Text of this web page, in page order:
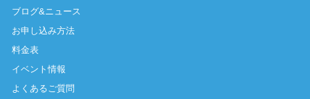
ブログ&ニュース
お申し込み方法
料金表
イベント情報
よくあるご質問